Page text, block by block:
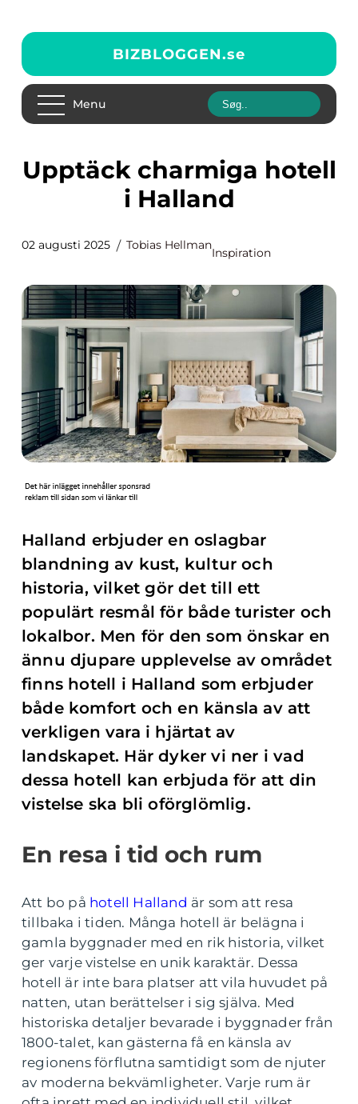
BIZBLOGGEN.se
Menu
Upptäck charmiga hotell
i Halland
02 augusti 2025 Tobias Hellman
Inspiration
Halland erbjuder en oslagbar
blandning av kust, kultur och
historia, vilket gör det till ett
populärt resmål för både turister och
lokalbor. Men för den som önskar en
ännu djupare upplevelse av området
finns hotell i Halland som erbjuder
både komfort och en känsla av att
verkligen vara i hjärtat av
landskapet. Här dyker vi ner i vad
dessa hotell kan erbjuda för att din
vistelse ska bli oförglömlig.
En resa i tid och rum
Att bo på hotell Halland är som att resa
tillbaka i tiden. Många hotell är belägna i
gamla byggnader med en rik historia, vilket
ger varje vistelse en unik karaktär. Dessa
hotell är inte bara platser att vila huvudet på
natten, utan berättelser i sig själva. Med
historiska detaljer bevarade i byggnader från
1800-talet, kan gästerna få en känsla av
regionens förflutna samtidigt som de njuter
av moderna bekvämligheter. Varje rum är